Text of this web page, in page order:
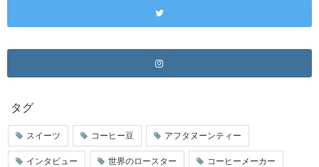
タグ
スイーツ コーヒー豆 アフタヌーンティー
インタビュー 世界のロースター コーヒーメーカー